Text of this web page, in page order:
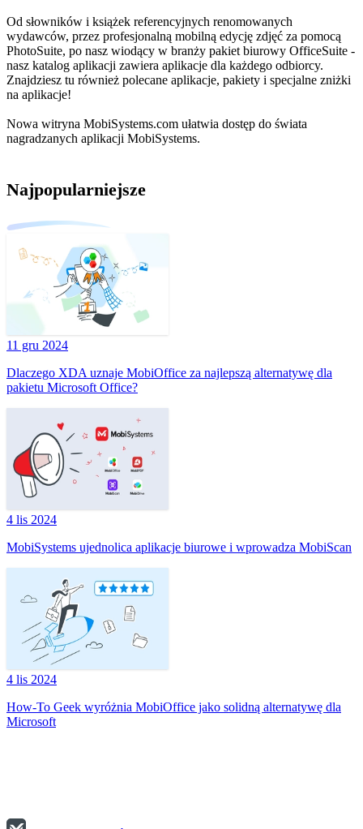
Od słowników i książek referencyjnych renomowanych
wydawców, przez profesjonalną mobilną edycję zdjęć za pomocą
PhotoSuite, po nasz wiodący w branży pakiet biurowy OfficeSuite -
nasz katalog aplikacji zawiera aplikacje dla każdego odbiorcy.
Znajdziesz tu również polecane aplikacje, pakiety i specjalne zniżki
na aplikacje!
Nowa witryna MobiSystems.com ułatwia dostęp do świata
nagradzanych aplikacji MobiSystems.
Najpopularniejsze
11 gru 2024
Dlaczego XDA uznaje MobiOffice za najlepszą alternatywę dla
pakietu Microsoft Office?
4 lis 2024
MobiSystems ujednolica aplikacje biurowe i wprowadza MobiScan
4 lis 2024
How-To Geek wyróżnia MobiOffice jako solidną alternatywę dla
Microsoft